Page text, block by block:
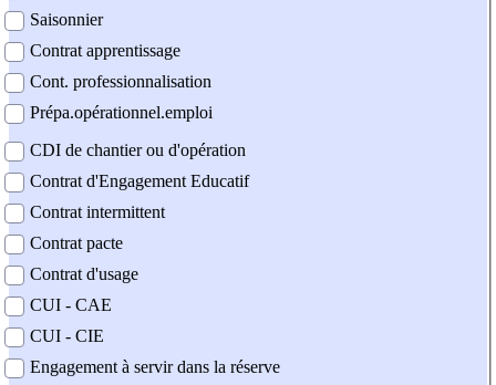
Saisonnier
Contrat apprentissage
Cont. professionnalisation
Prépa.opérationnel.emploi
CDI de chantier ou d'opération
Contrat d'Engagement Educatif
Contrat intermittent
Contrat pacte
Contrat d'usage
CUI - CAE
CUI - CIE
Engagement à servir dans la réserve